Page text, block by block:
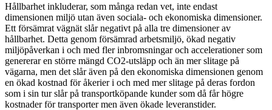
Hållbarhet inkluderar, som många redan vet, inte endast
dimensionen miljö utan även sociala- och ekonomiska dimensioner.
Ett försämrat vägnät slår negativt på alla tre dimensioner av
hållbarhet. Detta genom försämrad arbetsmiljö, ökad negativ
miljöpåverkan i och med fler inbromsningar och accelerationer som
genererar en större mängd CO2-utsläpp och än mer slitage på
vägarna, men det slår även på den ekonomiska dimensionen genom
en ökad kostnad för åkerier i och med mer slitage på deras fordon
som i sin tur slår på transportköpande kunder som då får högre
kostnader för transporter men även ökade leveranstider.